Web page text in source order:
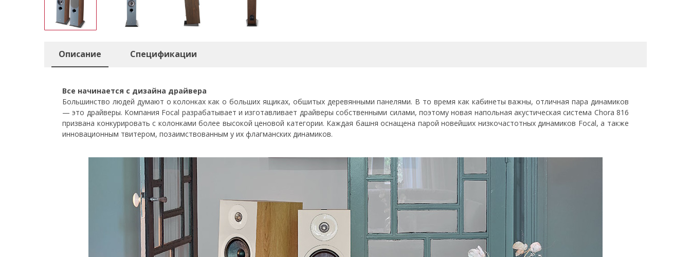
Описание Спецификации
Все начинается с дизайна драйвера
Большинство людей думают о колонках как о больших ящиках, обшитых деревянными панелями. В то время как кабинеты важны, отличная пара динамиков
— это драйверы. Компания Focal разрабатывает и изготавливает драйверы собственными силами, поэтому новая напольная акустическая система Chora 816
призвана конкурировать с колонками более высокой ценовой категории. Каждая башня оснащена парой новейших низкочастотных динамиков Focal, а также
инновационным твитером, позаимствованным у их флагманских динамиков.